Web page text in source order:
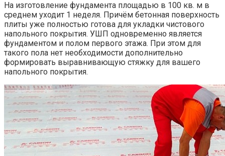
На изготовление фундамента площадью в 100 кв. м в
среднем уходит 1 неделя. Причём бетонная поверхность
плиты уже полностью готова для укладки чистового
напольного покрытия. УШП одновременно является
фундаментом и полом первого этажа. При этом для
такого пола нет необходимости дополнительно
формировать выравнивающую стяжку для вашего
напольного покрытия.